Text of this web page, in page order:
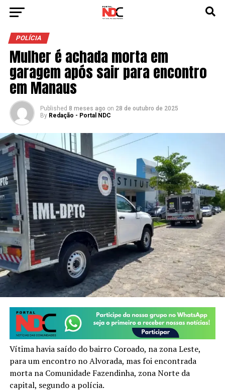
POLÍCIA
Mulher é achada morta em
garagem após sair para encontro
em Manaus
Published 8 meses ago on 28 de outubro de 2025
By Redação - Portal NDC
Vítima havia saído do bairro Coroado, na zona Leste,
para um encontro no Alvorada, mas foi encontrada
morta na Comunidade Fazendinha, zona Norte da
capital, segundo a polícia.